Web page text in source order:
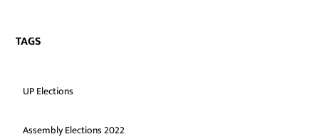
TAGS
UP Elections
Assembly Elections 2022